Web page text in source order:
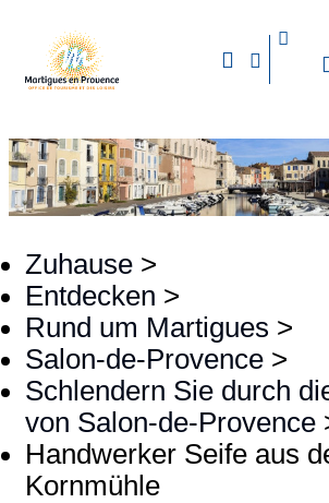
Zuhause >
Entdecken >
Rund um Martigues >
Salon-de-Provence >
Schlendern Sie durch
von Salon-de-Provence
Handwerker Seife aus
Kornmühle